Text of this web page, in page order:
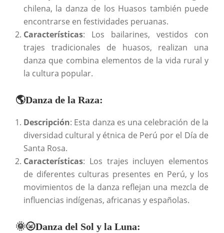
chilena, la danza de los Huasos también puede
encontrarse en festividades peruanas.
Características: Los bailarines, vestidos con
trajes tradicionales de huasos, realizan una
danza que combina elementos de la vida rural y
la cultura popular.
🌎Danza de la Raza:
Descripción: Esta danza es una celebración de la
diversidad cultural y étnica de Perú por el Día de
Santa Rosa.
Características: Los trajes incluyen elementos
de diferentes culturas presentes en Perú, y los
movimientos de la danza reflejan una mezcla de
influencias indígenas, africanas y españolas.
🌞🌝Danza del Sol y la Luna: